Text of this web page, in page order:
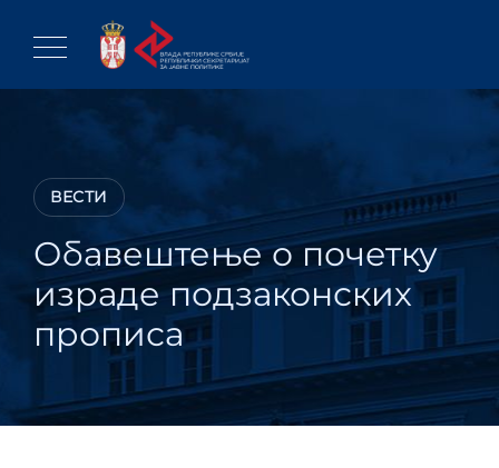
content
ВЕСТИ
Обавештење о почетку
израде подзаконских
прописа